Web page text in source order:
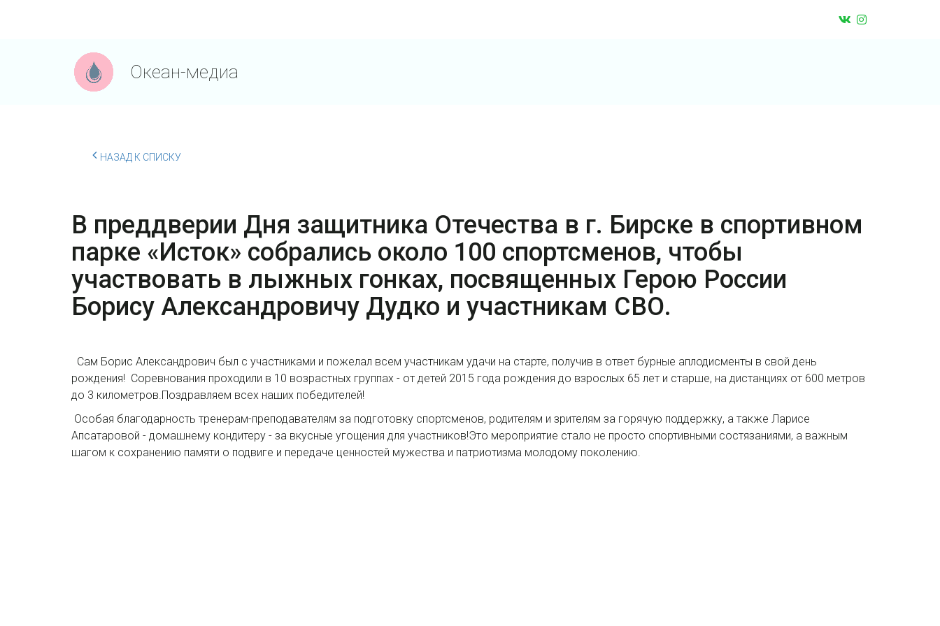
Океан-медиа
НАЗАД К СПИСКУ
В преддверии Дня защитника Отечества в г. Бирске в спортивном
парке «Исток» собрались около 100 спортсменов, чтобы
участвовать в лыжных гонках, посвященных Герою России
Борису Александровичу Дудко и участникам СВО.
Сам Борис Александрович был с участниками и пожелал всем участникам удачи на старте, получив в ответ бурные аплодисменты в свой день
рождения! Соревнования проходили в 10 возрастных группах - от детей 2015 года рождения до взрослых 65 лет и старше, на дистанциях от 600 метров
до 3 километров.Поздравляем всех наших победителей!
Особая благодарность тренерам-преподавателям за подготовку спортсменов, родителям и зрителям за горячую поддержку, а также Ларисе
Апсатаровой - домашнему кондитеру - за вкусные угощения для участников!Это мероприятие стало не просто спортивными состязаниями, а важным
шагом к сохранению памяти о подвиге и передаче ценностей мужества и патриотизма молодому поколению.